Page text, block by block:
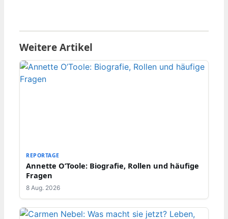
Weitere Artikel
REPORTAGE
Annette O’Toole: Biografie, Rollen und häufige
Fragen
8 Aug. 2026